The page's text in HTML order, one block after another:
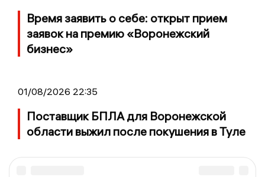
Время заявить о себе: открыт прием
заявок на премию «Воронежский
бизнес»
01/08/2026 22:35
Поставщик БПЛА для Воронежской
области выжил после покушения в Туле